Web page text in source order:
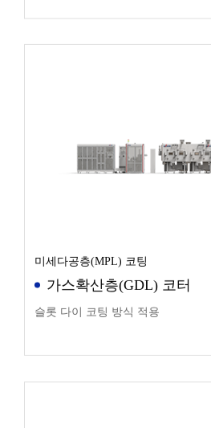
미세다공층(MPL) 코팅
가스확산층(GDL) 코터
슬롯 다이 코팅 방식 적용